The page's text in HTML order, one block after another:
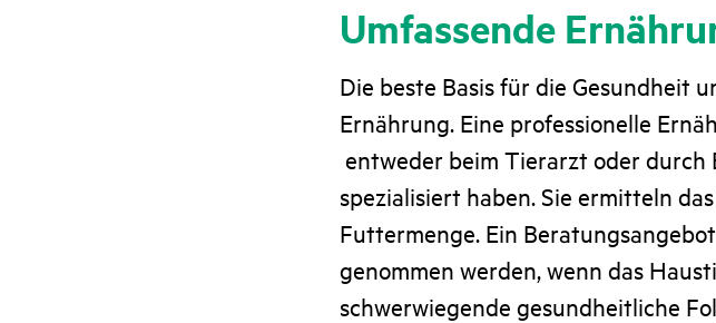
Umfassende
Die beste Basis für die Gesundheit
Ernährung. Eine professionelle
entweder beim Tierarzt oder durch
spezialisiert haben. Sie ermitteln
Futtermenge. Ein
genommen werden, wenn das
schwerwiegende gesundheitliche